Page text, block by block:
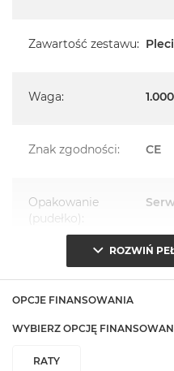
Zawartość zestawu:
Waga:
Znak zgodności: CE
Opakowanie
(pudełko):
ROZWIŃ
OPCJE FINANSOWANIA
WYBIERZ OPCJĘ
RATY